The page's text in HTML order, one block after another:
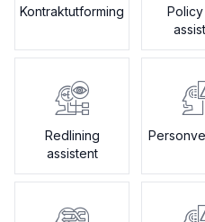
Kontraktutforming
Redlining
assistent